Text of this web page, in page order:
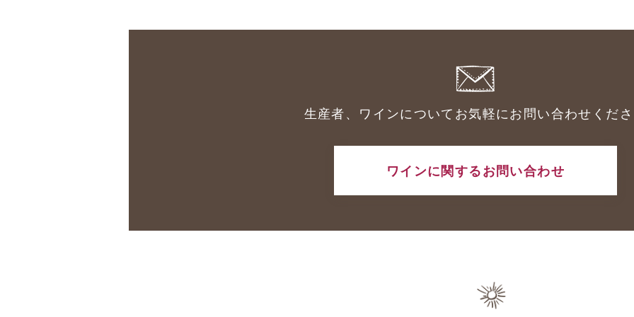
生産者、ワインについてお気軽にお問い合わせくだ
ワインに関するお問い合わせ